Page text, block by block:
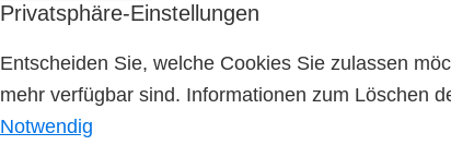
Privatsphäre-Einstellungen
Entscheiden Sie, welche Cookies Sie zulassen
mehr verfügbar sind. Informationen zum Löschen
Notwendig